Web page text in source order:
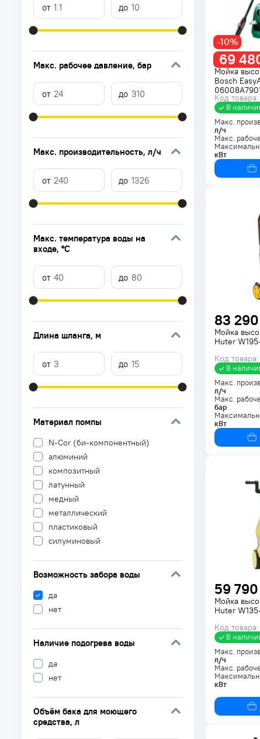
Макс. рабочее давление, бар
Макс. производительность, л/ч
Макс. температура воды на
входе, °C
Длина шланга, м
Материал помпы
N-Cor (би-компонентный)
алюминий
композитный
латунный
медный
металлический
пластиковый
силуминовый
Возможность забора воды
да
нет
Наличие подогрева воды
да
нет
Объём бака для моющего
средства, л
69
-10%
Мойка
Bosch
Код товара:
В
Макс.
л/ч
Макс.
кВт
83
Мойка
Huter
Код
В
Макс.
л/ч
Макс.
бар
кВт
59
Мойка
Huter
Код
В
Макс.
л/ч
Макс.
кВт